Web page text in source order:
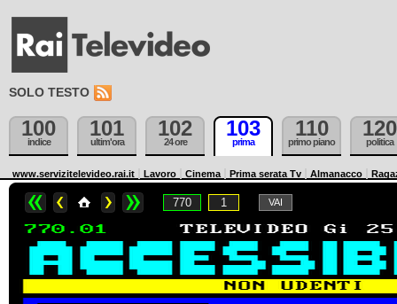
SOLO TESTO
100
indice
101
ultim'ora
102
24 ore
103
prima
110
primo piano
120
politica
www.servizitelevideo.rai.it Lavoro Cinema Prima serata Tv Almanacco